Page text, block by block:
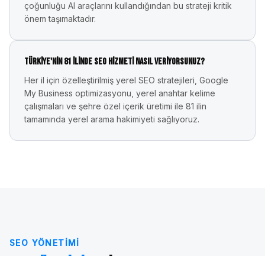
çoğunluğu AI araçlarını kullandığından bu strateji kritik
önem taşımaktadır.
Türkiye'nin 81 ilinde SEO hizmeti nasıl veriyorsunuz?
Her il için özelleştirilmiş yerel SEO stratejileri, Google
My Business optimizasyonu, yerel anahtar kelime
çalışmaları ve şehre özel içerik üretimi ile 81 ilin
tamamında yerel arama hakimiyeti sağlıyoruz.
SEO YÖNETIMI